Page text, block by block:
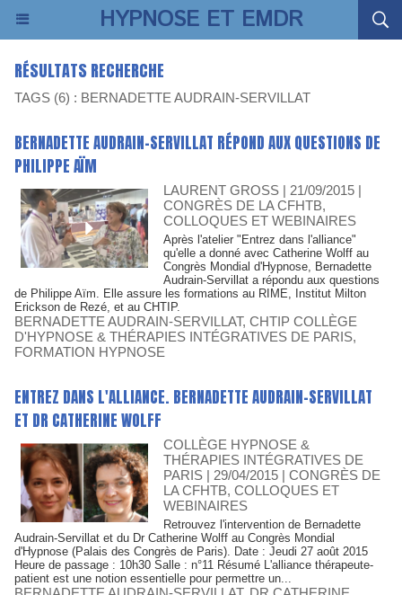
HYPNOSE ET EMDR
RÉSULTATS RECHERCHE
TAGS (6) : BERNADETTE AUDRAIN-SERVILLAT
BERNADETTE AUDRAIN-SERVILLAT RÉPOND AUX QUESTIONS DE
PHILIPPE AÏM
LAURENT GROSS | 21/09/2015 |
CONGRÈS DE LA CFHTB,
COLLOQUES ET WEBINAIRES
Après l'atelier "Entrez dans l'alliance"
qu'elle a donné avec Catherine Wolff au
Congrès Mondial d'Hypnose, Bernadette
Audrain-Servillat a répondu aux questions
de Philippe Aïm. Elle assure les formations au RIME, Institut Milton
Erickson de Rezé, et au CHTIP.
BERNADETTE AUDRAIN-SERVILLAT, CHTIP COLLÈGE
D'HYPNOSE & THÉRAPIES INTÉGRATIVES DE PARIS,
FORMATION HYPNOSE
ENTREZ DANS L'ALLIANCE. BERNADETTE AUDRAIN-SERVILLAT
ET DR CATHERINE WOLFF
COLLÈGE HYPNOSE &
THÉRAPIES INTÉGRATIVES DE
PARIS | 29/04/2015 |CONGRÈS DE
LA CFHTB, COLLOQUES ET
WEBINAIRES
Retrouvez l'intervention de Bernadette
Audrain-Servillat et du Dr Catherine Wolff au Congrès Mondial
d'Hypnose (Palais des Congrès de Paris). Date : Jeudi 27 août 2015
Heure de passage : 10h30 Salle : n°11 Résumé L'alliance thérapeute-
patient est une notion essentielle pour permettre un...